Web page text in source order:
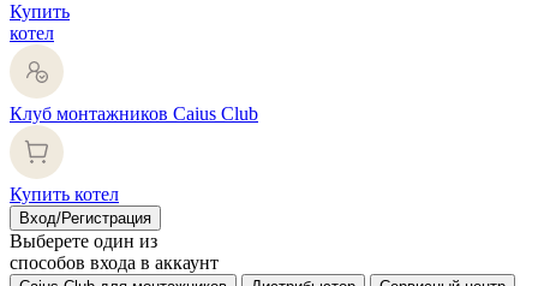
Купить
котел
Клуб монтажников Caius Club
Купить котел
Вход/Регистрация
Выберете один из
способов входа в аккаунт